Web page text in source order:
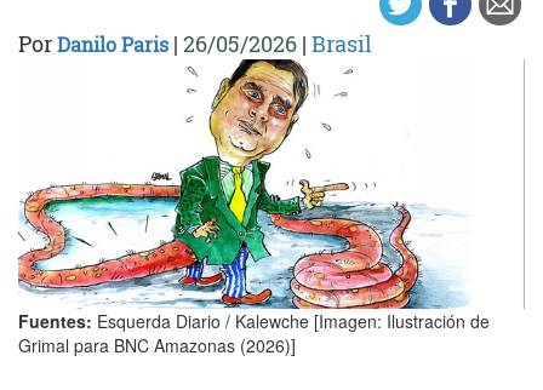
PorDanilo Paris | 26/05/2026 | Brasil
Fuentes: Esquerda Diario / Kalewche [Imagen: Ilustración de
Grimal para BNC Amazonas (2026)]